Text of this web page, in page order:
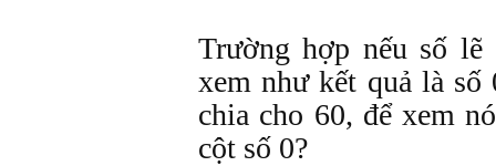
Trường hợp nếu số
xem như kết quả là
chia cho 60, để xem
cột số 0?